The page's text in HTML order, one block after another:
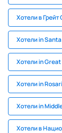
Хотели в
Хотели in
Хотели in
Хотели in
Хотели in
Хотели в